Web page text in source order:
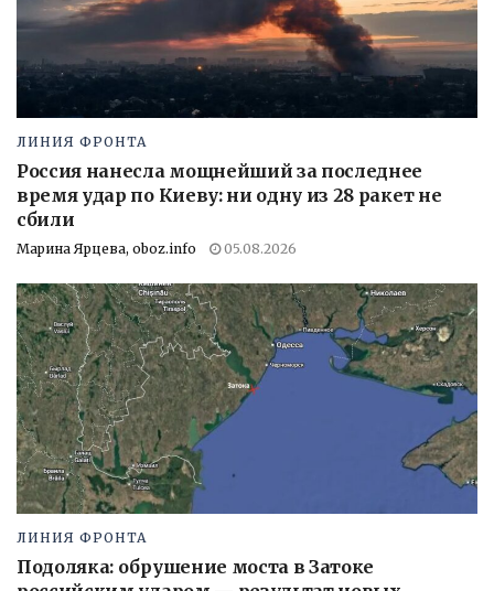
ЛИНИЯ ФРОНТА
Россия нанесла мощнейший за последнее
время удар по Киеву: ни одну из 28 ракет не
сбили
Марина Ярцева, oboz.info 05.08.2026
ЛИНИЯ ФРОНТА
Подоляка: обрушение моста в Затоке